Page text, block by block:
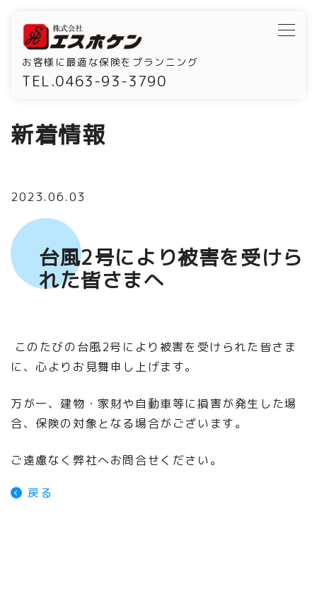
お客様に最適な保険をプランニング
TEL.0463-93-3790
新着情報
2023.06.03
台風2号により被害を受けら
れた皆さまへ
このたびの台風2号により被害を受けられた皆さま
に、心よりお見舞申し上げます。
万が一、建物・家財や自動車等に損害が発生した場
合、保険の対象となる場合がございます。
ご遠慮なく弊社へお問合せください。
戻る